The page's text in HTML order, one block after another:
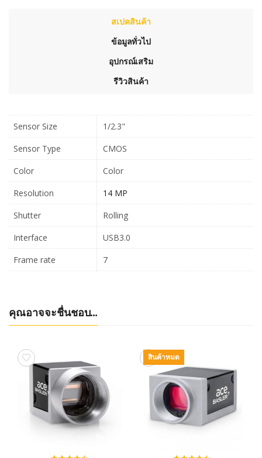
สเปคสินค้า
ข้อมูลทั่วไป
อุปกรณ์เสริม
รีวิวสินค้า
Sensor Size
1/2.3"
Sensor Type
CMOS
Color
Color
Resolution
14 MP
Shutter
Rolling
Interface
USB3.0
Frame rate
7
คุณอาจจะชื่นชอบ…
สินค้าหมด